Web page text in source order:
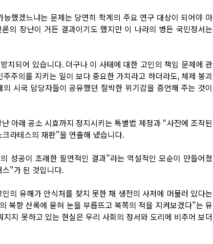
했겠느냐는 문제는 당연히 학계의 주요 연구 대상이 되어야 마
의 장난이 거든 결과이기도 했지만 이 나라의 병든 국민정서는
치되어 있습니다. 더구나 이 사태에 대한 고인의 책임 문제에 관
주의를 지키는 일이 보다 중요한 가치라고 하더라도, 체제 붕괴
시국 담당자들이 공유했던 절박한 위기감을 증언해 주는 것이
아래 공소 시효까지 정지시키는 특별법 제정과 “사전에 조작된
라테스의 재판”을 연출해 냈습니다.
성공이 초래한 필연적인 결과”라는 역설적인 모순이 만들어졌
"가 된 것입니다.
의 유해가 안식처를 찾지 못한 채 생전의 사저에 머물러 있다는
북향 산록에 묻혀 눈을 부릅뜨고 북쪽의 적을 지켜보겠다”는 유
지 못하고 있는 현실은 우리 사회의 정서와 도리에 비추어 보더